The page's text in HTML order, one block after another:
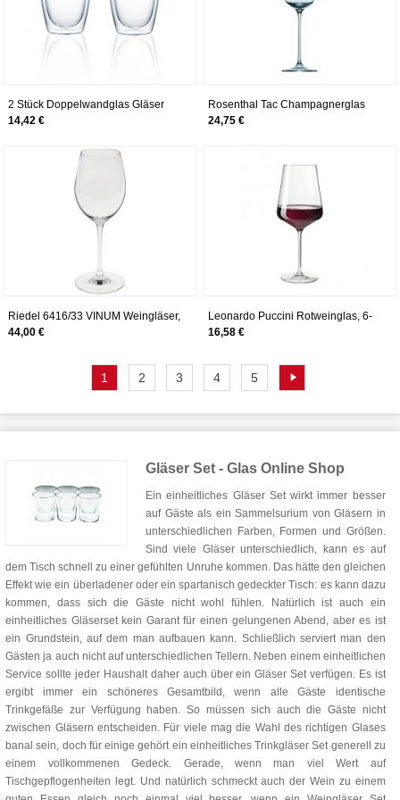
2 Stück Doppelwandglas Gläser
Trinkglas Latte-Macchiato 0,36
14,42 €
Rosenthal Tac Champagnerglas
Set 6tlg., transparent Glas H:
24,75 €
Riedel 6416/33 VINUM Weingläser,
Kristallglas, farblos
44,00 €
Leonardo Puccini Rotweinglas, 6-
er Set, 750 ml, spülmaschinenfest,
16,58 €
1 2 3 4 5
Gläser Set - Glas Online Shop
Ein einheitliches Gläser Set wirkt immer besser
auf Gäste als ein Sammelsurium von Gläsern in
unterschiedlichen Farben, Formen und Größen.
Sind viele Gläser unterschiedlich, kann es auf
dem Tisch schnell zu einer gefühlten Unruhe kommen. Das hätte den gleichen
Effekt wie ein überladener oder ein spartanisch gedeckter Tisch: es kann dazu
kommen, dass sich die Gäste nicht wohl fühlen. Natürlich ist auch ein
einheitliches Gläserset kein Garant für einen gelungenen Abend, aber es ist
ein Grundstein, auf dem man aufbauen kann. Schließlich serviert man den
Gästen ja auch nicht auf unterschiedlichen Tellern. Neben einem einheitlichen
Service sollte jeder Haushalt daher auch über ein Gläser Set verfügen. Es ist
ergibt immer ein schöneres Gesamtbild, wenn alle Gäste identische
Trinkgefäße zur Verfügung haben. So müssen sich auch die Gäste nicht
zwischen Gläsern entscheiden. Für viele mag die Wahl des richtigen Glases
banal sein, doch für einige gehört ein einheitliches Trinkgläser Set generell zu
einem vollkommenen Gedeck. Gerade, wenn man viel Wert auf
Tischgepflogenheiten legt. Und natürlich schmeckt auch der Wein zu einem